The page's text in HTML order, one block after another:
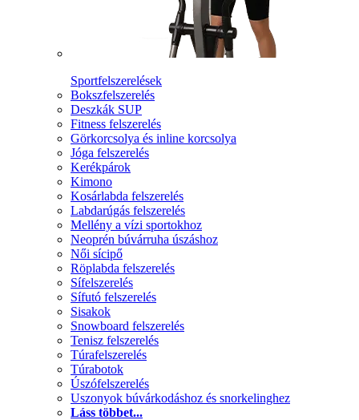
Sportfelszerelések
Bokszfelszerelés
Deszkák SUP
Fitness felszerelés
Görkorcsolya és inline korcsolya
Jóga felszerelés
Kerékpárok
Kimono
Kosárlabda felszerelés
Labdarúgás felszerelés
Mellény a vízi sportokhoz
Neoprén búvárruha úszáshoz
Női sícipő
Röplabda felszerelés
Sífelszerelés
Sífutó felszerelés
Sisakok
Snowboard felszerelés
Tenisz felszerelés
Túrafelszerelés
Túrabotok
Úszófelszerelés
Uszonyok búvárkodáshoz és snorkelinghez
Láss többet...